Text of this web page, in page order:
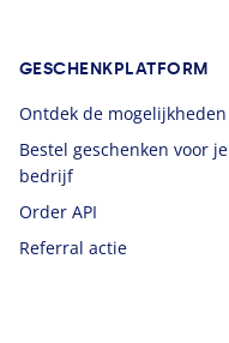
GESCHENKPLATFORM
Ontdek de mogelijkheden
Bestel geschenken voor je
bedrijf
Order API
Referral actie